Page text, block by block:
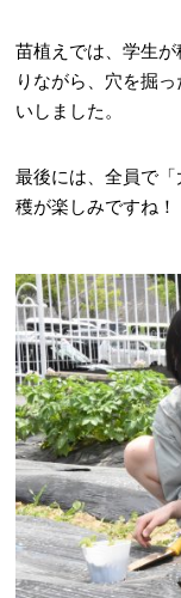
苗植えでは、学生
りながら、穴を掘
いしました。
最後には、全員で
穫が楽しみですね！